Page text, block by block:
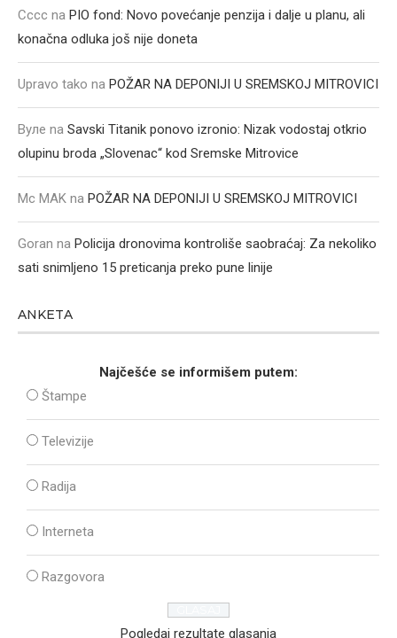
Cccc na PIO fond: Novo povećanje penzija i dalje u planu, ali
konačna odluka još nije doneta
Upravo tako na POŽAR NA DEPONIJI U SREMSKOJ MITROVICI
Вуле na Savski Titanik ponovo izronio: Nizak vodostaj otkrio
olupinu broda „Slovenac“ kod Sremske Mitrovice
Mc MAK na POŽAR NA DEPONIJI U SREMSKOJ MITROVICI
Goran na Policija dronovima kontroliše saobraćaj: Za nekoliko
sati snimljeno 15 preticanja preko pune linije
ANKETA
Najčešće se informišem putem:
Štampe
Televizije
Radija
Interneta
Razgovora
Pogledaj rezultate glasanja